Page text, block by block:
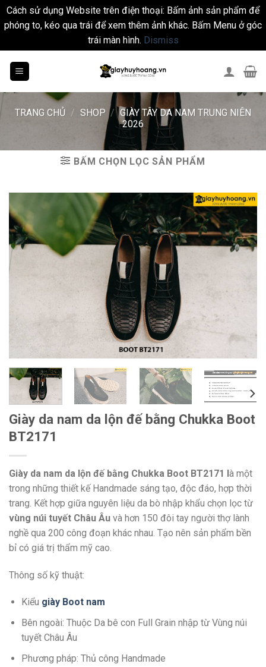
Cách sử dụng Website trên điện thoại: Bấm ảnh sản phẩm để
phóng to, kéo qua trái để xem thêm ảnh khác. Bấm Menu ở góc
trái màn hình. Dismiss
TRANG CHỦ / SHOP / GIÀY TÂY DA NAM TRUNG NIÊN
2026
BẤM CHỌN LỌC SẢN PHẨM
Giày da nam da lộn đế bằng Chukka Boot
BT2171
Giày da nam da lộn đế bằng Chukka Boot BT2171 là một
trong những thiết kế Handmade sáng tạo, độc đáo, hợp thời
trang. Kết hợp giữa nguyên liệu da bò nhập khẩu chọn lọc từ
vùng núi tuyết Châu Âu và hơn 150 đôi tay người thợ lành
nghề qua 200 công đoạn khác nhau. Tạo nên sản phẩm bền
bỉ có giá trị thẩm mỹ cao.
Thông số kỹ thuật:
Kiểu giày Boot nam
Bên ngoài: Thuộc Da bê con Full Grain nhập từ Vùng núi
tuyết Châu Âu
Phương pháp: Thủ công Handmade